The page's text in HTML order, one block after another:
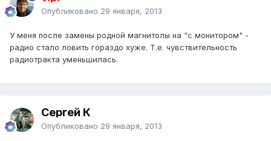
Опубликовано 29 января, 2013
У меня после замены родной магнитолы на "с монитором" -
радио стало ловить гораздо хуже. Т.е. чувствительность
радиотракта уменьшилась.
Сергей К
Опубликовано 29 января, 2013